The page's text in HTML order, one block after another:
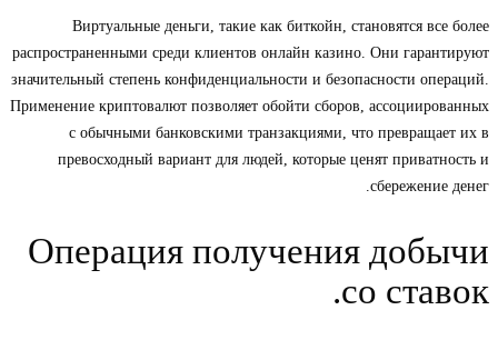
Виртуальные деньги, такие как биткойн, становятся все более
распространенными среди клиентов онлайн казино. Они гарантируют
значительный степень конфиденциальности и безопасности операций.
Применение криптовалют позволяет обойти сборов, ассоциированных
с обычными банковскими транзакциями, что превращает их в
превосходный вариант для людей, которые ценят приватность и
сбережение денег.
Операция получения добычи
со ставок.